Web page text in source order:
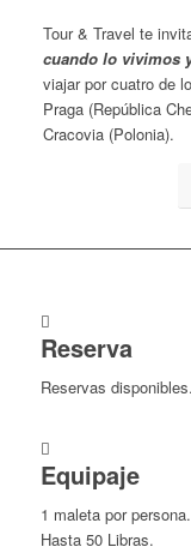
Tour & Travel te
cuando lo vivimos
viajar por cuatro de
Praga (República
Cracovia (Polonia).
Reserva
Reservas
Equipaje
1 maleta por persona.
Hasta 50 Libras.